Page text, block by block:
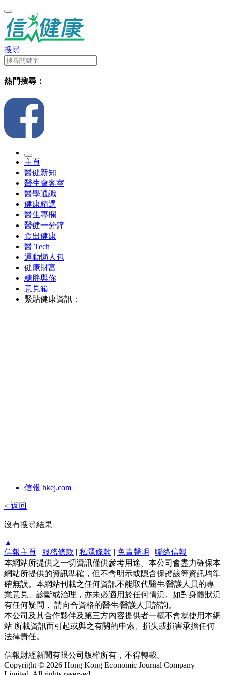
搜尋
熱門搜尋：
主頁
醫健新知
醫生會客室
醫學通識
健康精選
醫生專欄
醫健一分鐘
食出健康
醫 Tech
運動懶人包
健康財富
糖胖與你
意見箱
緊貼健康資訊：
信報 hkej.com
< 返回
沒有搜尋結果
▲
信報主頁 | 服務條款 | 私隱條款 | 免責聲明 | 聯絡信報
本網站所提供之一切資訊僅供參考用途。本公司會盡力確保本
網站所提供的資訊準確，但不會明示或隱含保證該等資訊均準
確無誤。本網站刊載之任何資訊不能取代醫生∕醫護人員的專
業意見、診斷或治理，亦未必適用於任何情況。如對身體狀況
有任何疑問， 請向合資格的醫生∕醫護人員諮詢。
本公司及其合作夥伴及第三方內容提供者一概不會就使用本網
站 所載資訊而引起或與之有關的申索、損失或損害承擔任何
法律責任。
信報財經新聞有限公司版權所有，不得轉載。
Copyright © 2026 Hong Kong Economic Journal Company